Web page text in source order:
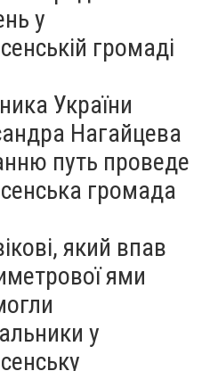
у
громаді
України
Нагайцева
путь проведе
громада
який впав
ями
у